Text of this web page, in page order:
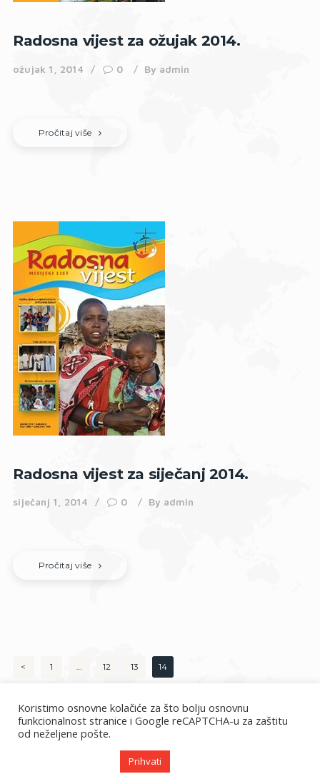
Radosna vijest za ožujak 2014.
ožujak 1, 2014 0 By admin
Pročitaj više
Radosna vijest za siječanj 2014.
siječanj 1, 2014 0 By admin
Pročitaj više
Brojevi
objava
< PAGE
1 PAGE
12 PAGE
13 PAGE
14
misije.hr © 2026. Sva prava pridržana.
Koristimo osnovne kolačiće za što bolju osnovnu
funkcionalnost stranice i Google reCAPTCHA-u za zaštitu
od neželjene pošte.
Prihvati